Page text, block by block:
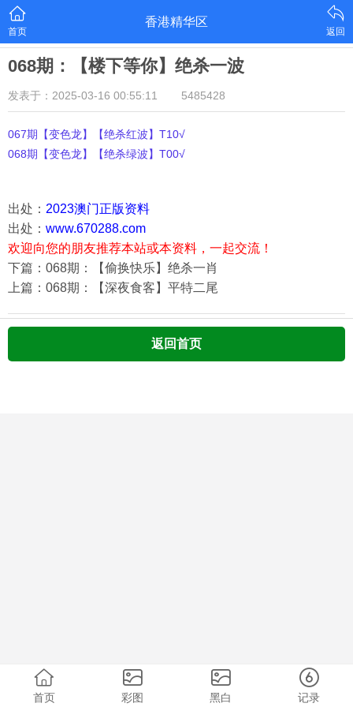
首页
香港精华区
返回
068期：【楼下等你】绝杀一波
发表于：2025-03-16 00:55:11 5485428
067期【变色龙】【绝杀红波】T10√
068期【变色龙】【绝杀绿波】T00√
出处： 2023澳门正版资料
出处： www.670288.com
欢迎向您的朋友推荐本站或本资料，一起交流！
下篇：068期：【偷换快乐】绝杀一肖
上篇：068期：【深夜食客】平特二尾
返回首页
首页 彩图 黑白 记录